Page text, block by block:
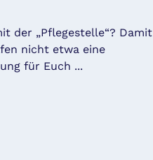
der „Pflegestelle“? Damit
nicht etwa eine
für Euch ...